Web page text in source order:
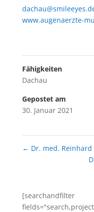
www.augenaerzte-
Fähigkeiten
Dachau
Gepostet am
30. Januar 2021
← Dr. med. Reinhard
[searchandfilter